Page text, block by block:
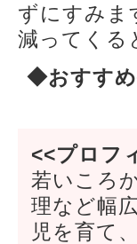
ずにすみま
減ってくる
◆おすすめ
<<プロフ
若いころ
理など幅
児を育て